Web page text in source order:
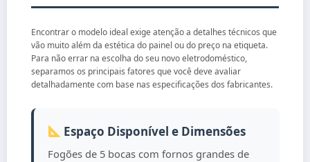
Encontrar o modelo ideal exige atenção a detalhes técnicos que
vão muito além da estética do painel ou do preço na etiqueta.
Para não errar na escolha do seu novo eletrodoméstico,
separamos os principais fatores que você deve avaliar
detalhadamente com base nas especificações dos fabricantes.
Espaço Disponível e Dimensões
Fogões de 5 bocas com fornos grandes de